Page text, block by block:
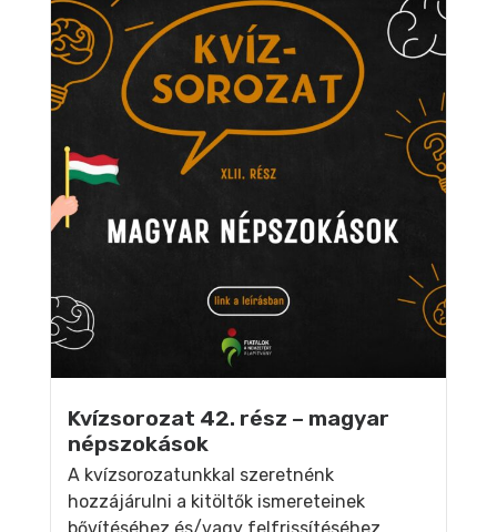
Kvízsorozat 42. rész – magyar
népszokások
A kvízsorozatunkkal szeretnénk
hozzájárulni a kitöltők ismereteinek
bővítéséhez és/vagy felfrissítéséhez